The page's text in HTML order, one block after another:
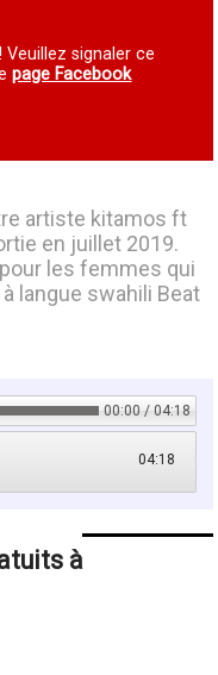
signaler ce
page Facebook
artiste kitamos ft
en juillet 2019.
les femmes qui
langue swahili Beat
00:00 / 04:18
04:18
à